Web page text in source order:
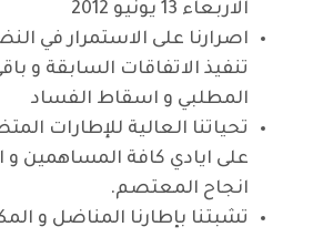
الاربعاء 13 يونيو 2012
اصرارنا على الاستمرار في
تنفيذ الاتفاقات السابقة و
المطلبي و اسقاط الفساد
تحياتنا العالية للإطارات
على ايادي كافة المساهمين
انجاح المعتصم.
تشبتنا بإطارنا المناضل و